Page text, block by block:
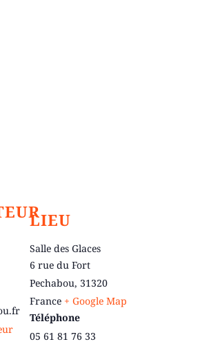
LIEU
Salle des Glaces
6 rue du Fort
Pechabou, 31320
France + Google Map
Téléphone
05 61 81 76 33